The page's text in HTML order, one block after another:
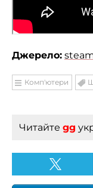
Джерело:
Комп'ютери
Читайте gg